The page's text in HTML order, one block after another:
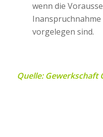
wenn die
Inanspruchnahme
vorgelegen sind.
Quelle: Gewerkschaft